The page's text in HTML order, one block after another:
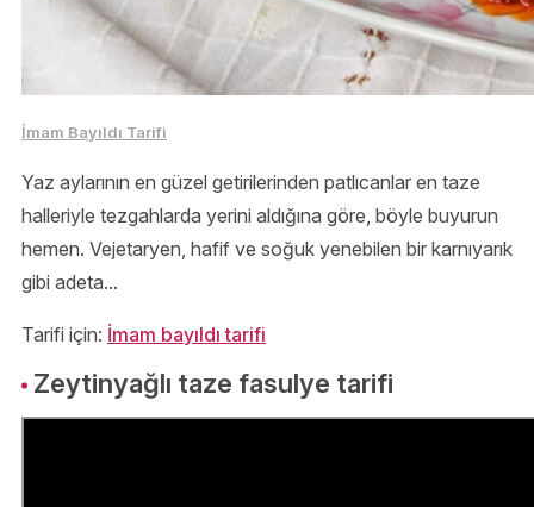
İmam Bayıldı Tarifi
Yaz aylarının en güzel getirilerinden patlıcanlar en taze
halleriyle tezgahlarda yerini aldığına göre, böyle buyurun
hemen. Vejetaryen, hafif ve soğuk yenebilen bir karnıyarık
gibi adeta...
Tarifi için: İmam bayıldı tarifi
Zeytinyağlı taze fasulye tarifi